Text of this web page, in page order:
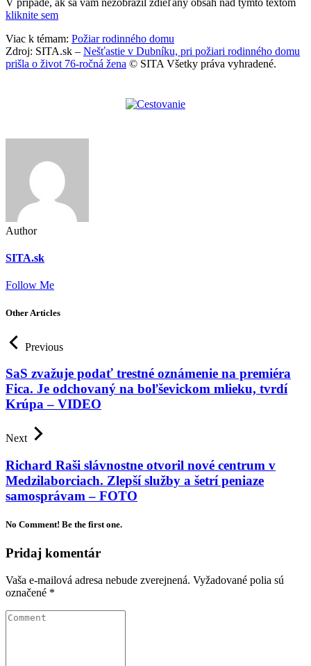
kliknite sem
Viac k témam: Požiar rodinného domu
Zdroj: SITA.sk – Nešťastie v Dubníku, pri požiari rodinného domu
prišla o život 76-ročná žena © SITA Všetky práva vyhradené.
Author
SITA.sk
Follow Me
Other Articles
Previous
SaS zvažuje podať trestné oznámenie na premiéra
Fica. Je odchovaný na boľševickom mlieku, tvrdí
Krúpa – VIDEO
Next
Richard Raši slávnostne otvoril nové centrum v
Medzilaborciach. Zlepší služby a šetrí peniaze
samosprávam – FOTO
No Comment! Be the first one.
Pridaj komentár
Vaša e-mailová adresa nebude zverejnená. Vyžadované polia sú
označené *